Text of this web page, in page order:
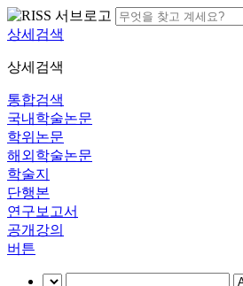
상세검색
상세검색
통합검색
국내학술논문
학위논문
해외학술논문
학술지
단행본
연구보고서
공개강의
버튼